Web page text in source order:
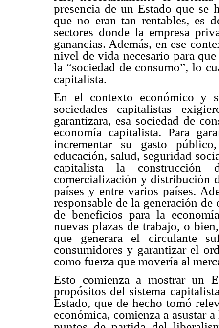
presencia de un Estado que se
que no eran tan rentables, es
sectores donde la empresa
ganancias. Además, en ese
nivel de vida necesario para
la “sociedad de consumo”, lo
capitalista.
En el contexto económico y
sociedades capitalistas
garantizara, esa sociedad de
economía capitalista. Para
incrementar su gasto
educación, salud, seguridad
capitalista la construcción
comercialización y distribución
países y entre varios países.
responsable de la generación
de beneficios para la
nuevas plazas de trabajo, o
que generara el circulante
consumidores y garantizar el
como fuerza que movería al
Esto comienza a mostrar un
propósitos del sistema
Estado, que de hecho tomó
económica, comienza a asustar